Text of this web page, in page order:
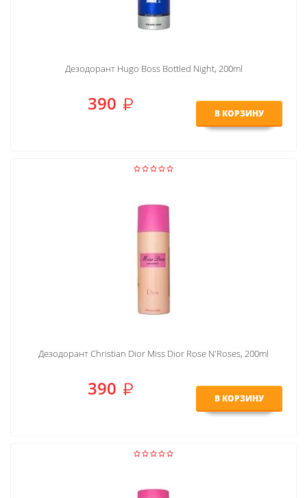
Дезодорант Hugo Boss Bottled Night, 200ml
390 В КОРЗИНУ
Дезодорант Christian Dior Miss Dior Rose N'Roses, 200ml
390 В КОРЗИНУ